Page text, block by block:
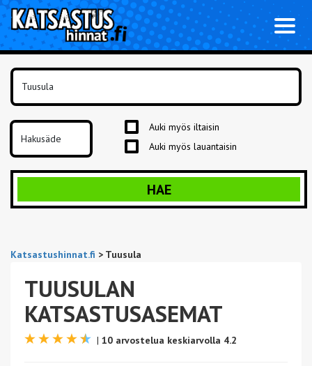
Auki myös iltaisin
Auki myös lauantaisin
HAE
Katsastushinnat.fi > Tuusula
TUUSULAN
KATSASTUSASEMAT
| 10 arvostelua keskiarvolla 4.2